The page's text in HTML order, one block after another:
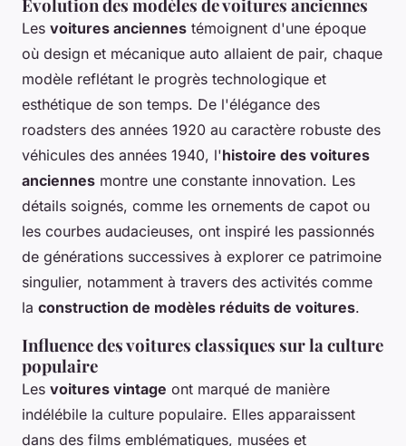
Évolution des modèles de voitures anciennes
Les voitures anciennes témoignent d'une époque
où design et mécanique auto allaient de pair, chaque
modèle reflétant le progrès technologique et
esthétique de son temps. De l'élégance des
roadsters des années 1920 au caractère robuste des
véhicules des années 1940, l'histoire des voitures
anciennes montre une constante innovation. Les
détails soignés, comme les ornements de capot ou
les courbes audacieuses, ont inspiré les passionnés
de générations successives à explorer ce patrimoine
singulier, notamment à travers des activités comme
la construction de modèles réduits de voitures.
Influence des voitures classiques sur la culture
populaire
Les voitures vintage ont marqué de manière
indélébile la culture populaire. Elles apparaissent
dans des films emblématiques, musées et